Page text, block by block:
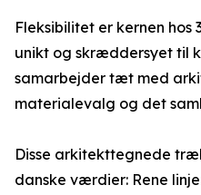
Fleksibilitet er kernen hos
unikt og skræddersyet til
samarbejder tæt med
materialevalg og det
Disse arkitekttegnede
danske værdier: Rene